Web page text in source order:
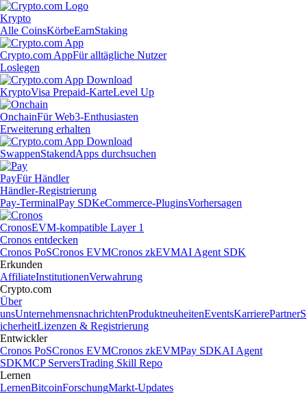
Krypto
Alle CoinsKörbeEarnStaking
Crypto.com AppFür alltägliche Nutzer
Loslegen
KryptoVisa Prepaid-KarteLevel Up
OnchainFür Web3-Enthusiasten
Erweiterung erhalten
SwappenStakendApps durchsuchen
PayFür Händler
Händler-Registrierung
Pay-TerminalPay SDKeCommerce-PluginsVorhersagen
CronosEVM-kompatible Layer 1
Cronos entdecken
Cronos PoSCronos EVMCronos zkEVMAI Agent SDK
Erkunden
AffiliateInstitutionenVerwahrung
Crypto.com
Über
unsUnternehmensnachrichtenProduktneuheitenEventsKarrierePartnerS
icherheitLizenzen & Registrierung
Entwickler
Cronos PoSCronos EVMCronos zkEVMPay SDKAI Agent
SDKMCP ServersTrading Skill Repo
Lernen
LernenBitcoinForschungMarkt-Updates